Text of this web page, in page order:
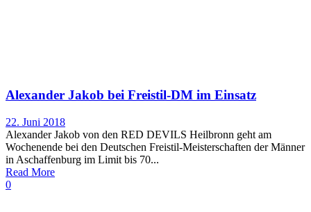
Alexander Jakob bei Freistil-DM im Einsatz
22. Juni 2018
Alexander Jakob von den RED DEVILS Heilbronn geht am
Wochenende bei den Deutschen Freistil-Meisterschaften der Männer
in Aschaffenburg im Limit bis 70...
Read More
0